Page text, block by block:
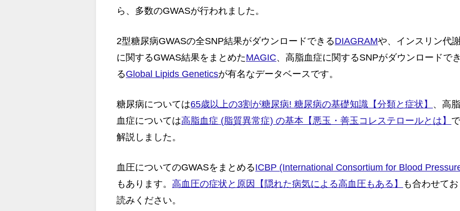
ら、多数のGWASが行われました。
2型糖尿病GWASの全SNP結果がダウンロードできる DIAGRAMや、インスリン代
に関するGWAS結果をまとめた MAGIC、高脂血症に関するSNPがダウンロードで
るGlobal Lipids Geneticsが有名なデータベースです。
糖尿病については65歳以上の3割が糖尿病! 糖尿病の基礎知識【分類と症状】 、高
血症については高脂血症 (脂質異常症) の基本【悪玉・善玉コレステロールとは】
解説しました。
血圧についてのGWASをまとめる ICBP (International Consortium for Blood
もあります。 高血圧の症状と原因【隠れた病気による高血圧もある】
も合わせてお
読みください。